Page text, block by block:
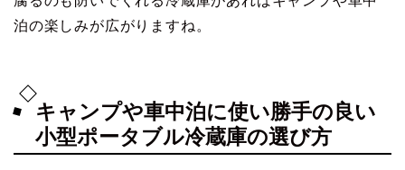
泊の楽しみが広がりますね。
キャンプや車中泊に使い勝手の良い
小型ポータブル冷蔵庫の選び方